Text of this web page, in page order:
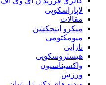
لاپاراسکوپی
مقالات
میکرو اینجکشن
میومکتومی
نازایی
هیستروسکوپی
واکسیناسیون
ورزش